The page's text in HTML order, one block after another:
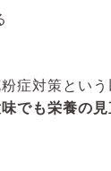
症対策という
でも栄養の